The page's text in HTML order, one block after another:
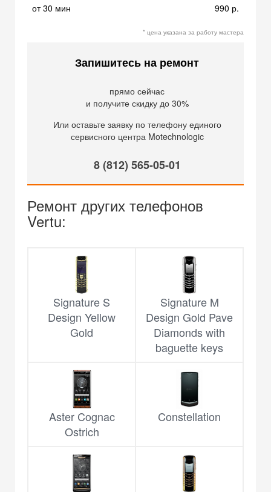
от 30 мин
990 р.
* цена указана за работу мастера
Запишитесь на ремонт
прямо сейчас
и получите скидку до 30%
Или оставьте заявку по телефону единого
сервисного центра Motechnologic
8 (812) 565-05-01
Ремонт других телефонов
Vertu:
Signature S
Design Yellow
Gold
Signature M
Design Gold Pave
Diamonds with
baguette keys
Aster Cognac
Ostrich
Constellation